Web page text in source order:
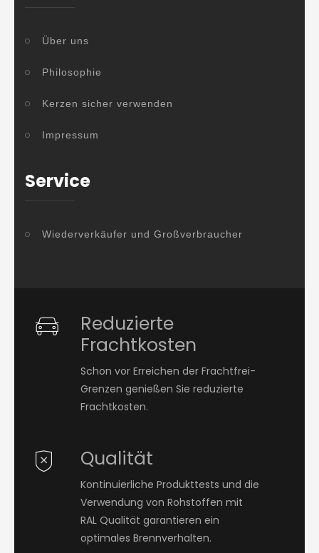
Über uns
Philosophie
Kerzen sicher verwenden
Impressum
Service
Wiederverkäufer und Großverbraucher
Reduzierte
Frachtkosten
Schon vor Erreichen der Frachtfrei-
Grenzen genießen Sie reduzierte
Frachtkosten.
Qualität
Kontinuierliche Produkttests und die
Verwendung von Rohstoffen mit
RAL Qualität garantieren ein
optimales Brennverhalten.